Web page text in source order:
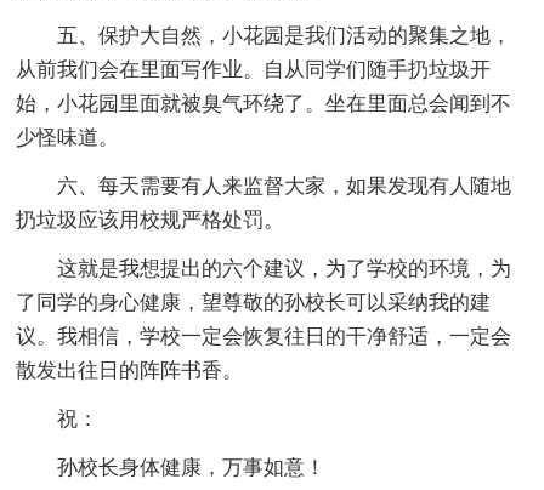
五、保护大自然，小花园是我们活动的聚集之地，
从前我们会在里面写作业。自从同学们随手扔垃圾开
始，小花园里面就被臭气环绕了。坐在里面总会闻到不
少怪味道。
六、每天需要有人来监督大家，如果发现有人随地
扔垃圾应该用校规严格处罚。
这就是我想提出的六个建议，为了学校的环境，为
了同学的身心健康，望尊敬的孙校长可以采纳我的建
议。我相信，学校一定会恢复往日的干净舒适，一定会
散发出往日的阵阵书香。
祝：
孙校长身体健康，万事如意！